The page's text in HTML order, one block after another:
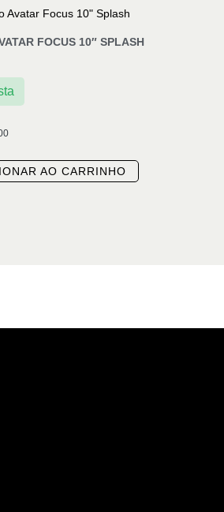
FOCUS 10″ SPLASH
AO CARRINHO